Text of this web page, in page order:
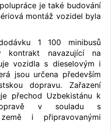
je také budování
montáž vozidel byla
1 100 minibusů
kontrakt navazující na
vozidla s dieselovým i
jsou určena především
dopravu. Zařazení
přechod Uzbekistánu k
v souladu s
i připravovanými